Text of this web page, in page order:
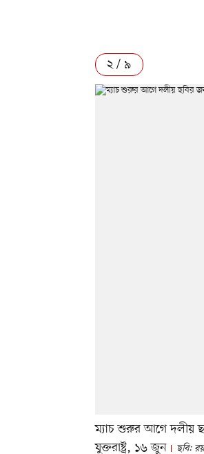
২ / ৯
ম্যাচ শুরুর আগে দলীয়
যুক্তরাষ্ট্র, ১৬ জুন
ছবি: